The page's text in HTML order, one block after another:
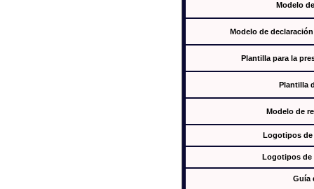
Modelo
Modelo de
Plantilla para la
Plantilla
Modelo de
Logotipos de
Logotipos de
Guía